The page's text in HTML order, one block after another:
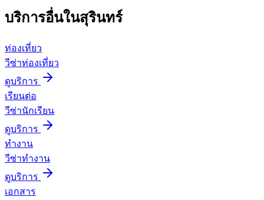
บริการอื่นในสุรินทร์
ท่องเที่ยว
วีซ่าท่องเที่ยว
ดูบริการ
เรียนต่อ
วีซ่านักเรียน
ดูบริการ
ทำงาน
วีซ่าทำงาน
ดูบริการ
เอกสาร